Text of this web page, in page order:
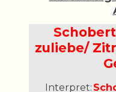
zuliebe/
Interpret: